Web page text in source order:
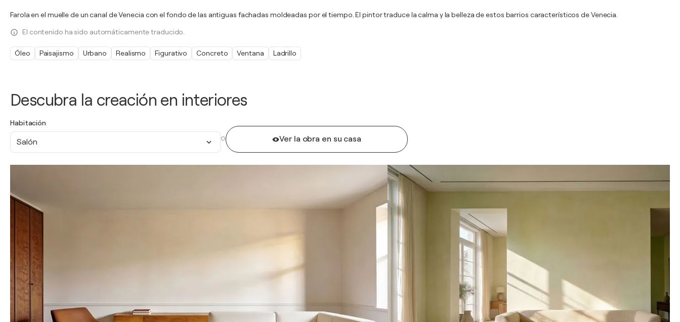
Descubra la creación en interiores
Habitación
Salón O Ver la obra en su casa
Farola en el muelle de un canal de Venecia con el fondo de las antiguas fachadas moldeadas por el tiempo. El pintor traduce la calma y la belleza de estos barrios característicos de Venecia.
El contenido ha sido automáticamente traducido.
Óleo Paisajismo Urbano Realismo Figurativo Concreto Ventana Ladrillo